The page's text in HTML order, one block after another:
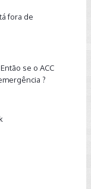
fora de
se o ACC
?